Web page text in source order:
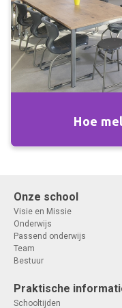
Hoe
Onze school
Visie en Missie
Onderwijs
Passend onderwijs
Team
Bestuur
Praktische
Schooltijden